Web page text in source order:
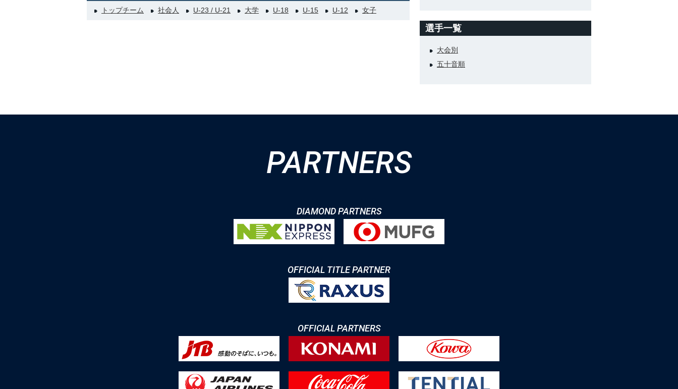
トップチーム
社会人 U-23 / U-21 大学 U-18 U-15 U-12 女子
選手一覧
大会別
五十音順
PARTNERS
DIAMOND PARTNERS
OFFICIAL TITLE PARTNER
OFFICIAL PARTNERS